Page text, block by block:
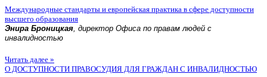
Международные стандарты и европейская практика в сфере доступности
высшего образования
Энира Броницкая, директор Офиса по правам людей с
инвалидностью
Читать далее »
О ДОСТУПНОСТИ ПРАВОСУДИЯ ДЛЯ ГРАЖДАН С ИНВАЛИДНОСТЬЮ